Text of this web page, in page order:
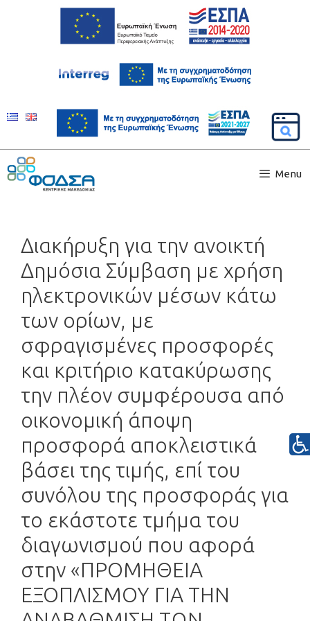
Menu
Διακήρυξη για την ανοικτή
Δημόσια Σύμβαση με χρήση
ηλεκτρονικών μέσων κάτω
των ορίων, με
σφραγισμένες προσφορές
και κριτήριο κατακύρωσης
την πλέον συμφέρουσα από
οικονομική άποψη
προσφορά αποκλειστικά
βάσει της τιμής, επί του
συνόλου της προσφοράς για
το εκάστοτε τμήμα του
διαγωνισμού που αφορά
στην «ΠΡΟΜΗΘΕΙΑ
ΕΞΟΠΛΙΣΜΟΥ ΓΙΑ ΤΗΝ